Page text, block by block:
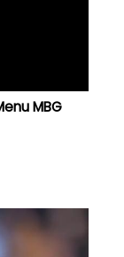
MBG